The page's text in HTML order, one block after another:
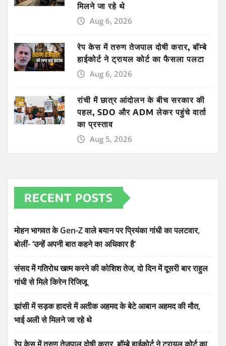
मिलने जा रहे थे
Aug 6, 2026
रेप केस में तरुण तेजपाल दोषी करार, बॉम्बे
हाईकोर्ट ने ट्रायल कोर्ट का फैसला पलटा
Aug 6, 2026
रांची में छात्र आंदोलन के बीच सरकार की
पहल, SDO और ADM लेकर पहुंचे वार्ता
का प्रस्ताव
Aug 5, 2026
RECENT POSTS
मोहन भागवत के Gen-Z वाले बयान पर प्रियंका गांधी का पलटवार,
बोलीं- ‘उन्हें अपनी बात कहने का अधिकार है’
संसद में गतिरोध खत्म करने की कोशिश तेज, दो दिन में दूसरी बार राहुल
गांधी से मिले किरेन रिजिजू
झांसी में सड़क हादसे में अतीक अहमद के बेटे आबान अहमद की मौत,
भाई अली से मिलने जा रहे थे